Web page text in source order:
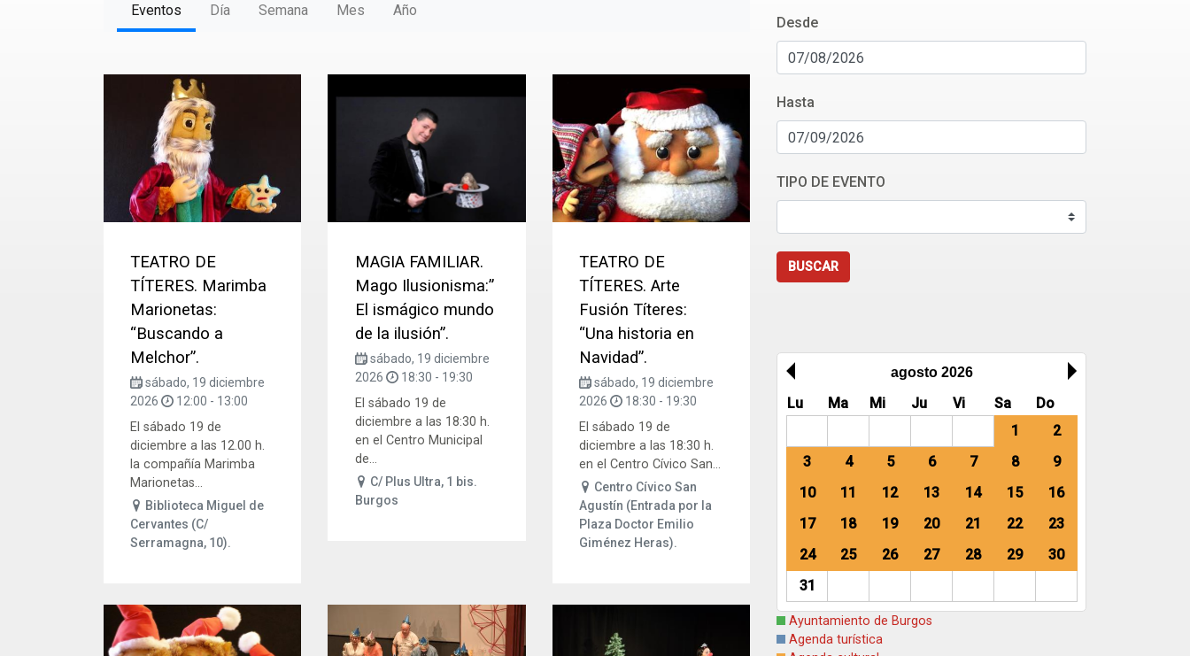
Eventos Día Semana Mes Año
TEATRO DE
TÍTERES. Marimba
Marionetas:
“Buscando a
Melchor”.
sábado, 19 diciembre
2026
12:00 - 13:00
El sábado 19 de
diciembre a las 12.00 h.
la compañía Marimba
Marionetas...
Biblioteca Miguel de
Cervantes (C/
Serramagna, 10).
MAGIA FAMILIAR.
Mago Ilusionisma:”
El ismágico mundo
de la ilusión”.
sábado, 19 diciembre
2026
18:30 - 19:30
El sábado 19 de
diciembre a las 18:30 h.
en el Centro Municipal
de...
C/ Plus Ultra, 1 bis.
Burgos
TEATRO DE
TÍTERES. Arte
Fusión Títeres:
“Una historia en
Navidad”.
sábado, 19 diciembre
2026
18:30 - 19:30
El sábado 19 de
diciembre a las 18:30 h.
en el Centro Cívico San...
Centro Cívico San
Agustín (Entrada por la
Plaza Doctor Emilio
Giménez Heras).
Desde
Hasta
TIPO DE EVENTO
BUSCAR
agosto 2026
Lu Ma Mi Ju Vi Sa
Do
1
2
3
4 5 6 7 8
9
10
11 12 13 14 15
16
17
18 19 20 21 22
23
24
25 26 27 28 29
30
31
Ayuntamiento de Burgos
Agenda turística